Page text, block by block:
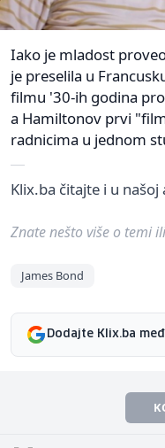
Iako je mladost
je preselila u
filmu '30-ih godina
a Hamiltonov prvi
radnicima u jednom
Klix.ba čitajte i u našoj
Znate nešto više o temi
James Bond
Dodajte Klix.ba